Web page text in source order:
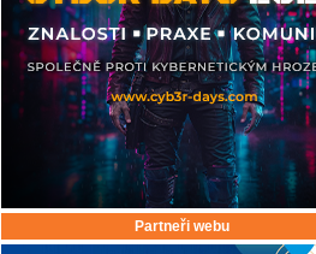
Partneři webu